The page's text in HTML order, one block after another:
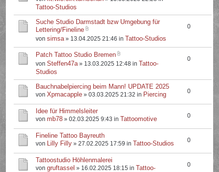
Tattoo-Studios
Suche Studio Darmstadt bzw Umgebung für
Lettering/Fineline
vonsimsa» 13.04.2025 21:46 in Tattoo-Studios
0
Patch Tattoo Studio Bremen
vonSteffen47a» 13.03.2025 12:48 in Tattoo-
Studios
0
Bauchnabelpiercing beim Mann! UPDATE 2025
vonXpmacapple » 03.03.2025 21:32 in Piercing 0
Idee für Himmelsleiter
vonmb78 » 02.03.2025 9:43 in Tattoomotive 0
Fineline Tattoo Bayreuth
von Lilly Filly » 27.02.2025 17:59 in Tattoo-Studios 0
Tattoostudio Höhlenmalerei
vongruftassel » 16.02.2025 18:15 in Tattoo-
0